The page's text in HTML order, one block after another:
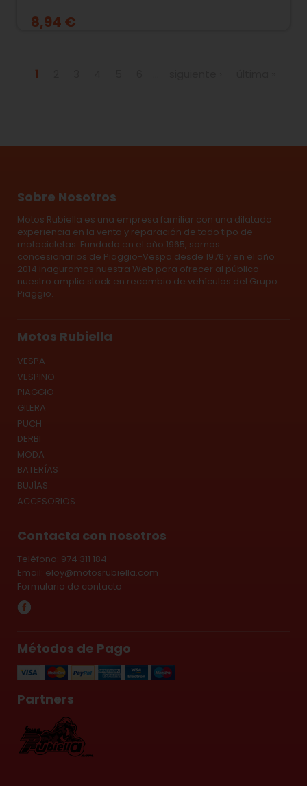
8,94 €
1
Sobre Nosotros
Motos Rubiella es una empresa familiar con una dilatada
experiencia en la venta y reparación de todo tipo de
motocicletas. Fundada en el año 1965, somos
concesionarios de Piaggio-Vespa desde 1976 y en el año
2014 inaguramos nuestra Web para ofrecer al público
nuestro amplio stock en recambio de vehículos del Grupo
Piaggio.
Motos Rubiella
VESPA
VESPINO
PIAGGIO
GILERA
PUCH
DERBI
MODA
BATERÍAS
BUJÍAS
ACCESORIOS
Contacta con nosotros
Teléfono: 974 311 184
Email: eloy@motosrubiella.com
Formulario de contacto
Métodos de Pago
Partners